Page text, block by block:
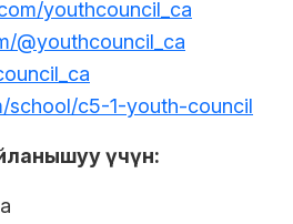
youthcouncil_ca
@youthcouncil_ca
school/с5-1-youth-council
үчүн: